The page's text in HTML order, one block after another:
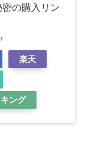
の購入リン
楽天
ング